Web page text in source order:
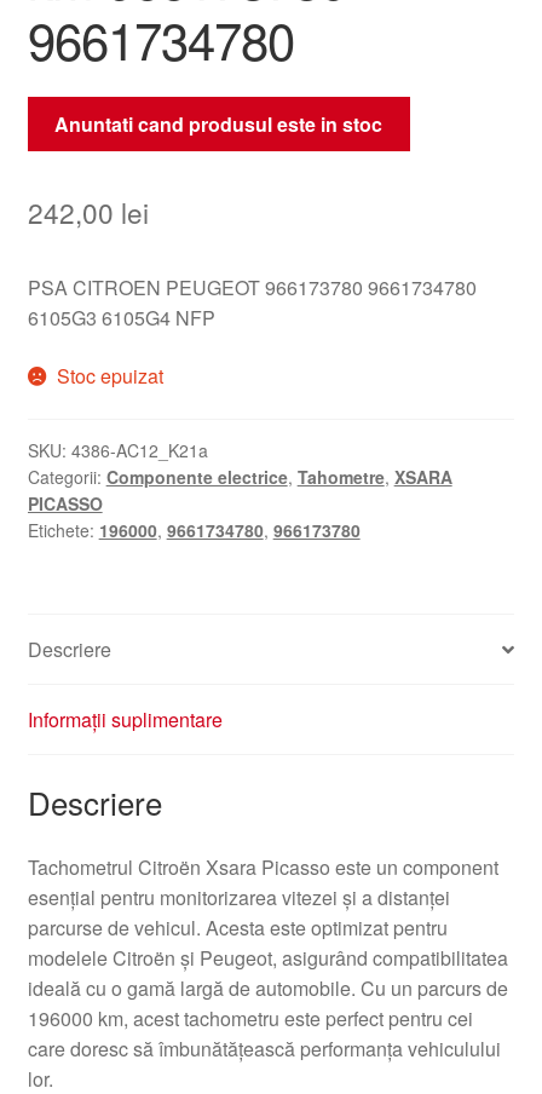
9661734780
Anuntati cand produsul este in stoc
242,00 lei
PSA CITROEN PEUGEOT 966173780 9661734780
6105G3 6105G4 NFP
Stoc epuizat
SKU: 4386-AC12_K21a
Categorii: Componente electrice, Tahometre, XSARA
PICASSO
Etichete: 196000, 9661734780, 966173780
Descriere
Informații suplimentare
Descriere
Tachometrul Citroën Xsara Picasso este un component
esențial pentru monitorizarea vitezei și a distanței
parcurse de vehicul. Acesta este optimizat pentru
modelele Citroën și Peugeot, asigurând compatibilitatea
ideală cu o gamă largă de automobile. Cu un parcurs de
196000 km, acest tachometru este perfect pentru cei
care doresc să îmbunătățească performanța vehiculului
lor.